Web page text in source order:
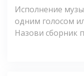
Исполнение
одним голосом
Назови сборник